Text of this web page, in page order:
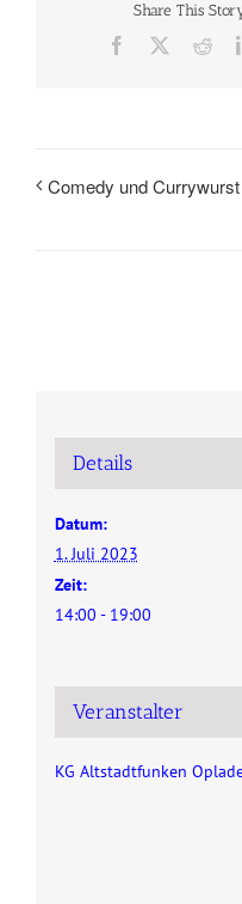
Share This
Facebook
Comedy und Currywurst
Details
Datum:
1. Juli 2023
Zeit:
14:00 - 19:00
Veranstalter
KG Altstadtfunken